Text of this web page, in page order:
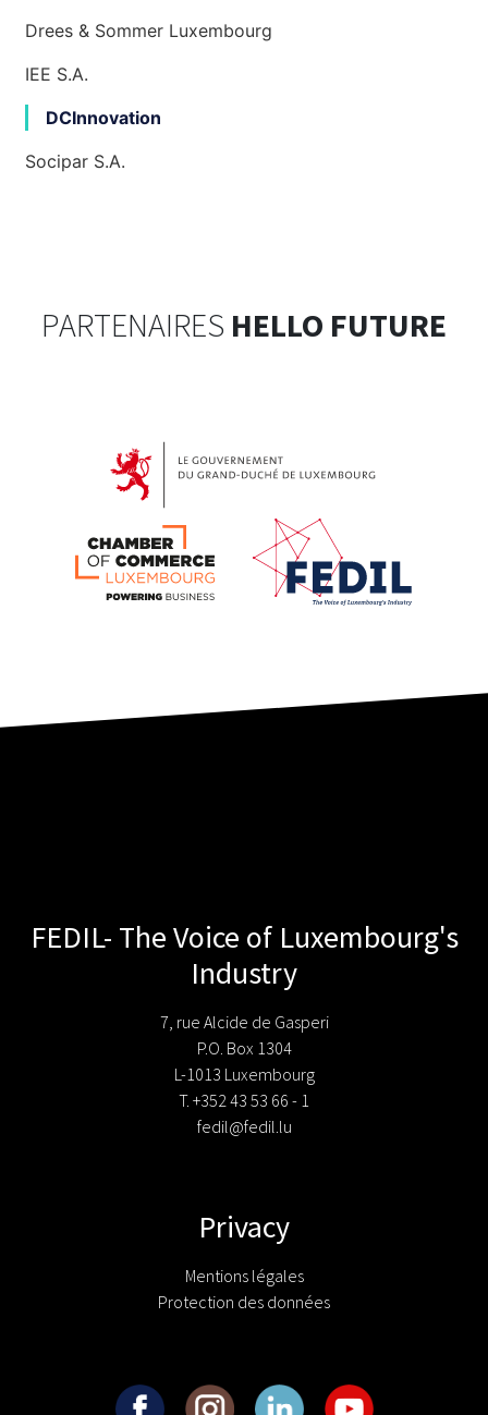
Drees & Sommer Luxembourg
IEE S.A.
DCInnovation
Socipar S.A.
PARTENAIRES HELLO FUTURE
FEDIL- The Voice of Luxembourg's
Industry
7, rue Alcide de Gasperi
P.O. Box 1304
L-1013 Luxembourg
T. +352 43 53 66 - 1
fedil@fedil.lu
Privacy
Mentions légales
Protection des données